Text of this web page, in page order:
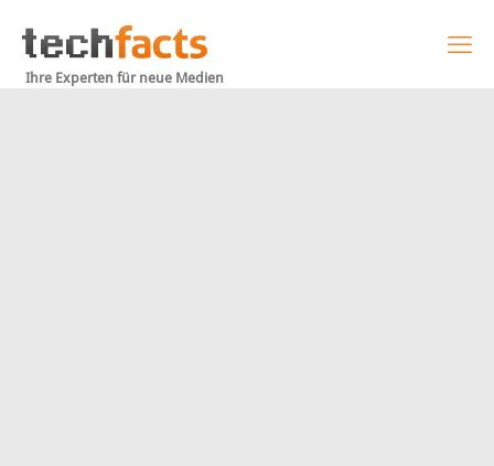
Ihre Experten für neue Medien